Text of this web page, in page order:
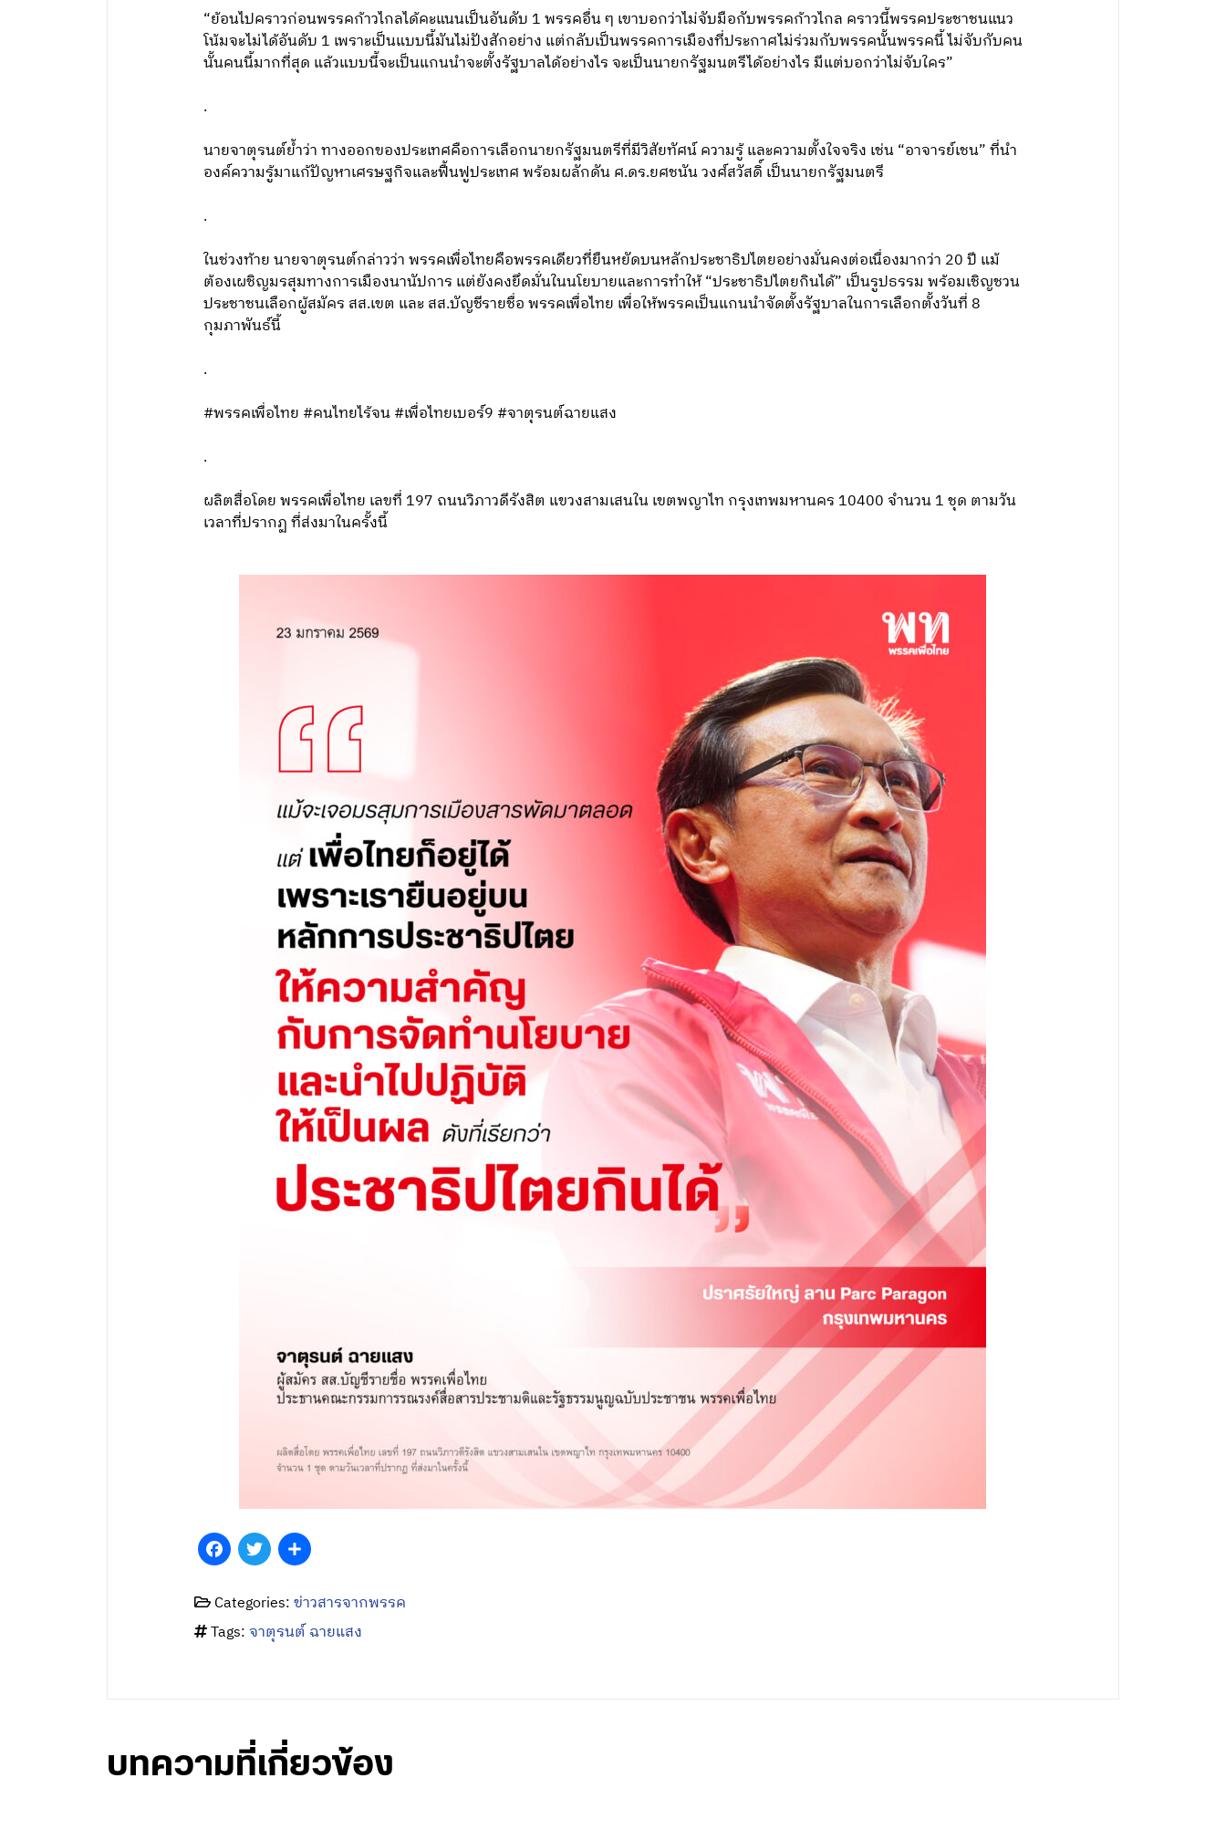
“ย้อนไปคราวก่อนพรรคก้าวไกลได้คะแนนเป็นอันดับ 1 พรรคอื่น ๆ เขาบอกว่าไม่จับมือกับพรรคก้าวไกล คราวนี้พรรคประชาชนแนว
โน้มจะไม่ได้อันดับ 1 เพราะเป็นแบบนี้มันไม่ปังสักอย่าง แต่กลับเป็นพรรคการเมืองที่ประกาศไม่ร่วมกับพรรคนั้นพรรคนี้ ไม่จับกับคน
นั้นคนนี้มากที่สุด แล้วแบบนี้จะเป็นแกนนำจะตั้งรัฐบาลได้อย่างไร จะเป็นนายกรัฐมนตรีได้อย่างไร มีแต่บอกว่าไม่จับใคร”
.
นายจาตุรนต์ย้ำว่า ทางออกของประเทศคือการเลือกนายกรัฐมนตรีที่มีวิสัยทัศน์ ความรู้ และความตั้งใจจริง เช่น “อาจารย์เชน” ที่นำ
องค์ความรู้มาแก้ปัญหาเศรษฐกิจและฟื้นฟูประเทศ พร้อมผลักดัน ศ.ดร.ยศชนัน วงศ์สวัสดิ์ เป็นนายกรัฐมนตรี
.
ในช่วงท้าย นายจาตุรนต์กล่าวว่า พรรคเพื่อไทยคือพรรคเดียวที่ยืนหยัดบนหลักประชาธิปไตยอย่างมั่นคงต่อเนื่องมากว่า 20 ปี แม้
ต้องเผชิญมรสุมทางการเมืองนานัปการ แต่ยังคงยึดมั่นในนโยบายและการทำให้ “ประชาธิปไตยกินได้” เป็นรูปธรรม พร้อมเชิญชวน
ประชาชนเลือกผู้สมัคร สส.เขต และ สส.บัญชีรายชื่อ พรรคเพื่อไทย เพื่อให้พรรคเป็นแกนนำจัดตั้งรัฐบาลในการเลือกตั้งวันที่ 8
กุมภาพันธ์นี้
.
#พรรคเพื่อไทย #คนไทยไร้จน #เพื่อไทยเบอร์9 #จาตุรนต์ฉายแสง
.
ผลิตสื่อโดย พรรคเพื่อไทย เลขที่ 197 ถนนวิภาวดีรังสิต แขวงสามเสนใน เขตพญาไท กรุงเทพมหานคร 10400 จำนวน 1 ชุด ตามวัน
เวลาที่ปรากฏ ที่ส่งมาในครั้งนี้
Facebook
TwitterShare
Categories:ข่าวสารจากพรรค
Tags:จาตุรนต์ ฉายแสง
บทความที่เกี่ยวข้อง